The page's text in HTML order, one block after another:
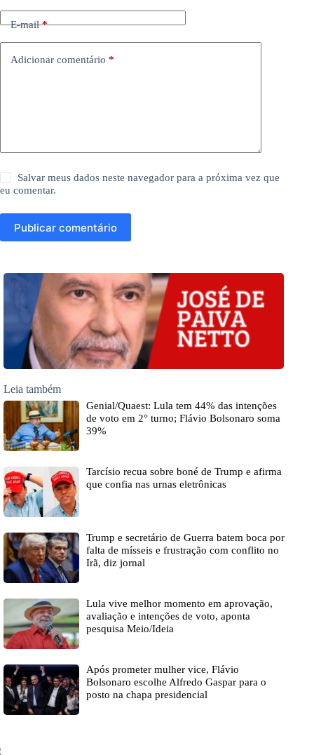
E-mail*
Adicionar comentário *
Salvar meus dados neste navegador para a próxima vez que
eu comentar.
Publicar comentário
Leia também
Genial/Quaest: Lula tem 44% das intenções
de voto em 2° turno; Flávio Bolsonaro soma
39%
Tarcísio recua sobre boné de Trump e afirma
que confia nas urnas eletrônicas
Trump e secretário de Guerra batem boca por
falta de mísseis e frustração com conflito no
Irã, diz jornal
Lula vive melhor momento em aprovação,
avaliação e intenções de voto, aponta
pesquisa Meio/Ideia
Após prometer mulher vice, Flávio
Bolsonaro escolhe Alfredo Gaspar para o
posto na chapa presidencial